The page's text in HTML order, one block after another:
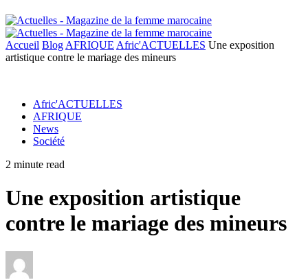
Accueil Blog AFRIQUE Afric'ACTUELLES Une exposition
artistique contre le mariage des mineurs
Afric'ACTUELLES
AFRIQUE
News
Société
2 minute read
Une exposition artistique
contre le mariage des mineurs